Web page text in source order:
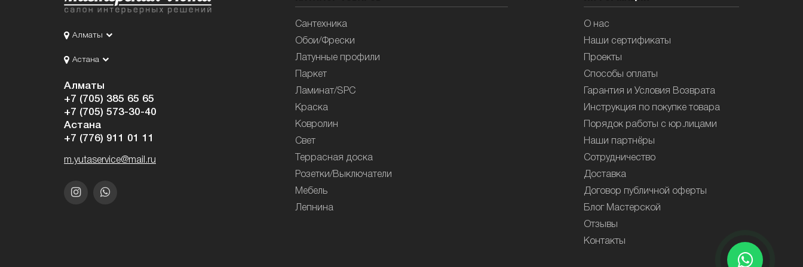
Алматы
Астана
Алматы
+7 (705) 385 65 65
+7 (705) 573-30-40
Астана
+7 (776) 911 01 11
m.yutaservice@mail.ru
Сантехника
Обои/Фрески
Латунные профили
Паркет
Ламинат/SPC
Краска
Ковролин
Свет
Террасная доска
Розетки/Выключатели
Мебель
Лепнина
О нас
Наши сертификаты
Проекты
Способы оплаты
Гарантия и Условия Возврата
Инструкция по покупке товара
Порядок работы с юр.лицами
Наши партнёры
Сотрудничество
Доставка
Договор публичной оферты
Блог Мастерской
Отзывы
Контакты